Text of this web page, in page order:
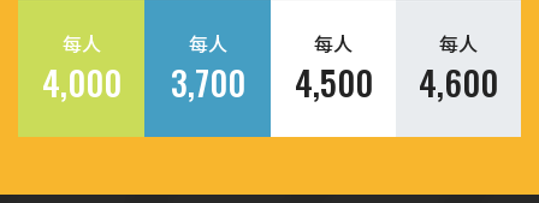
每人
4,000
每人
3,700
每人
4,500
每人
4,600